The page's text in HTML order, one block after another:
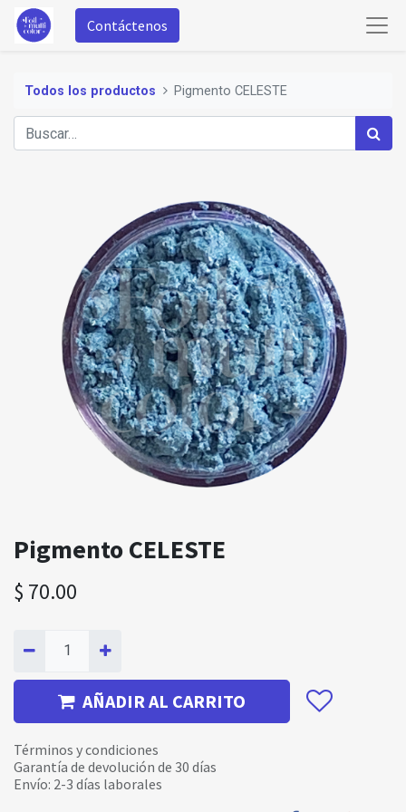
Contáctenos
Todos los productos Pigmento CELESTE
Pigmento CELESTE
$ 70.00
AÑADIR AL CARRITO
Términos y condiciones
Garantía de devolución de 30 días
Envío: 2-3 días laborales